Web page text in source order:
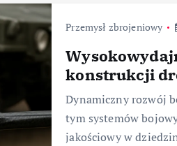
Przemysł zbrojeniowy
konstrukcji
Dynamiczny rozwój
tym systemów
jakościowy w